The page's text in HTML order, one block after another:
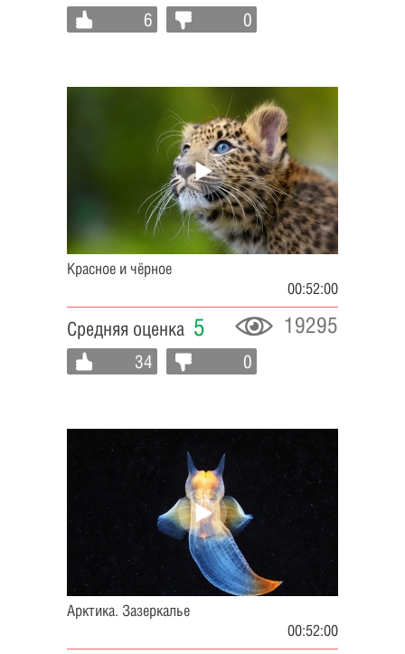
6 0
Красное и чёрное
00:52:00
Средняя оценка 5 19295
34 0
Арктика. Зазеркалье
00:52:00